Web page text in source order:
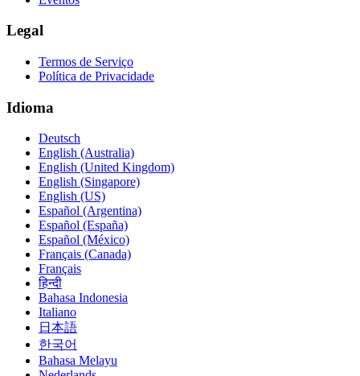
Legal
Termos de Serviço
Política de Privacidade
Idioma
Deutsch
English (Australia)
English (United Kingdom)
English (Singapore)
English (US)
Español (Argentina)
Español (España)
Español (México)
Français (Canada)
Français
हिन्दी
Bahasa Indonesia
Italiano
日本語
한국어
Bahasa Melayu